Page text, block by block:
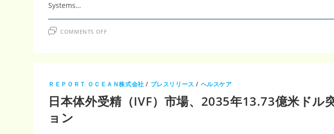
Systems…
COMMENTS OFFON
バ
ー
セ
キ
ュ
ＲＥＰＯＲＴ ＯＣＥＡＮ株式会社 / プレスリリース / ヘルスケア
日本体外受精（IVF）市場、2035年13.73億米ド
ョン